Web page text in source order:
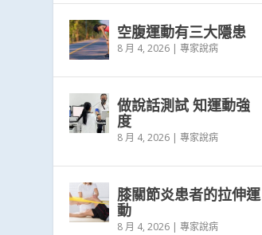
空腹運動有三大隱患
8 月 4, 2026 |專家說病
做說話測試 知運動強
度
8 月 4, 2026 |專家說病
膝關節炎患者的拉伸運
動
8 月 4, 2026 |專家說病